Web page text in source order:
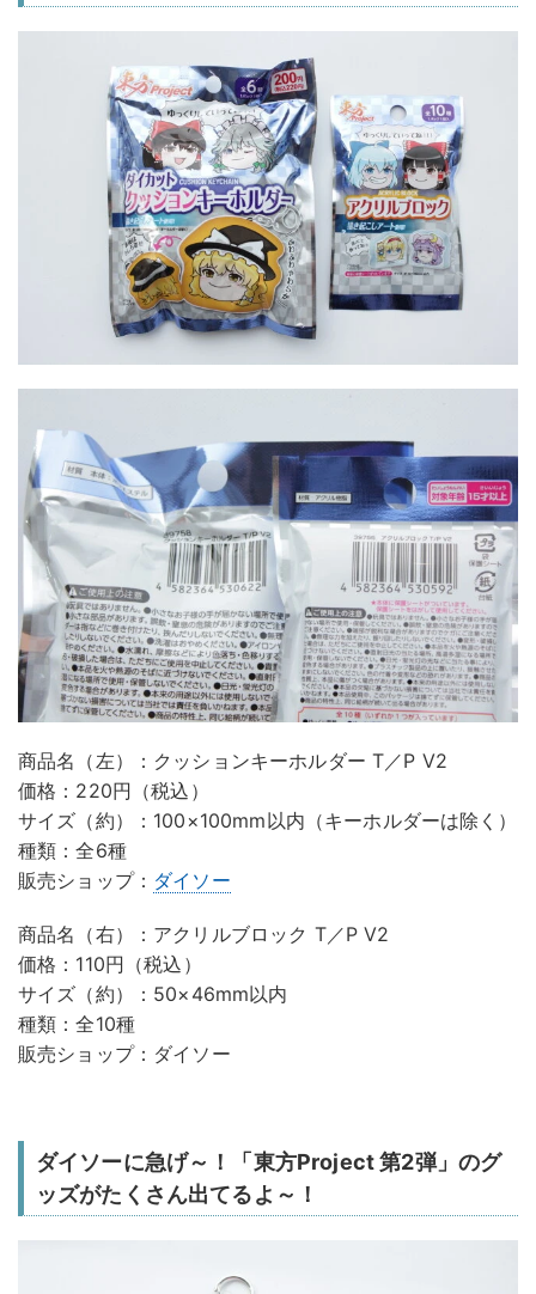
商品名（左）：クッションキーホルダー T／P V2
価格：220円（税込）
サイズ（約）：100×100mm以内（キーホルダーは除く）
種類：全6種
販売ショップ： ダイソー
商品名（右）：アクリルブロック T／P V2
価格：110円（税込）
サイズ（約）：50×46mm以内
種類：全10種
販売ショップ：ダイソー
ダイソーに急げ～！「東方Project 第2弾」のグ
ッズがたくさん出てるよ～！